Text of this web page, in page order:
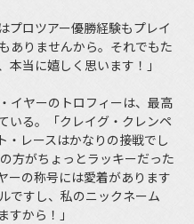
プロツアー優勝経験もプレイ
ありませんから。それでもた
本当に嬉しく思います！」
イヤーのトロフィーは、最高
いる。「クレイグ・クレンペ
レースはかなりの接戦でし
方がちょっとラッキーだった
ーの称号には愛着があります
ですし、私のニックネーム
すから！」